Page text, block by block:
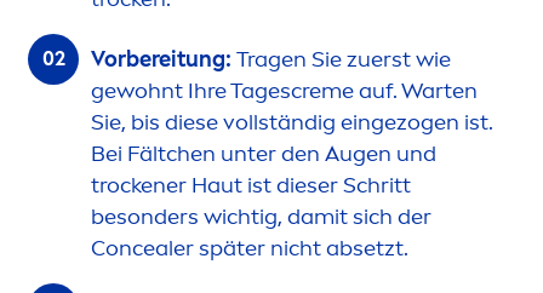
Vorbereitung: Tragen Sie zuerst wie
gewohnt Ihre Tagescremeauf. Warten
Sie, bis diese vollständig eingezogen ist.
Bei Fältchen unter den Augen und
trockener Haut ist dieser Schritt
besonders wichtig, damit sich der
Concealer später nicht absetzt.